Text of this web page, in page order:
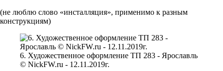
(не люблю слово «инсталляция», применимо к разным
конструкциям)
6. Художественное оформление ТП 283 - Ярославль
© NickFW.ru - 12.11.2019г.